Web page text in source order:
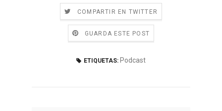
COMPARTIR EN TWITTER
GUARDA ESTE POST
ETIQUETAS: Podcast